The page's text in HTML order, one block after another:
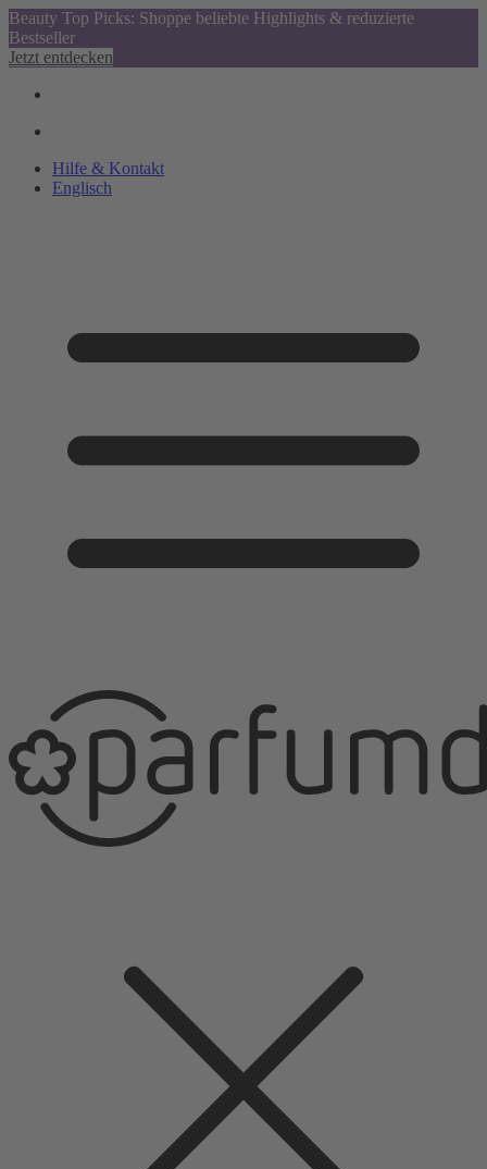
Beauty Top Picks: Shoppe beliebte Highlights & reduzierte
Bestseller
Jetzt entdecken
Hilfe & Kontakt
Englisch